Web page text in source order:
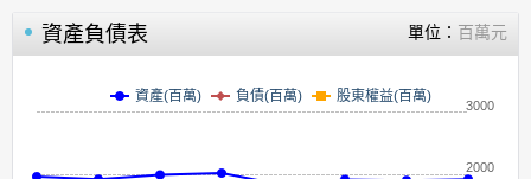
資產負債表 單位： 百萬元
資產(百萬) 負債(百萬) 股東權益(百萬)
2000
3000